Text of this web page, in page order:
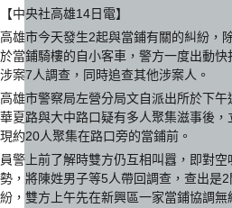
【中央社高雄14日電】
高雄市今天發生2起與當鋪有關的糾紛，
於當鋪騎樓的自小客車，警方一度出動
涉案7人調查，同時追查其他涉案人。
高雄市警察局左營分局文自派出所於下
華夏路與大中路口疑有多人聚集滋事後
現約20人聚集在路口旁的當鋪前。
員警上前了解時雙方仍互相叫囂，即對
勢，將陳姓男子等5人帶回調查，查出是
紛，雙方上午先在新興區一家當鋪協調